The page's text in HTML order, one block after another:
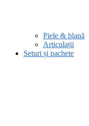
Piele & blană
Articulații
Seturi și pachete